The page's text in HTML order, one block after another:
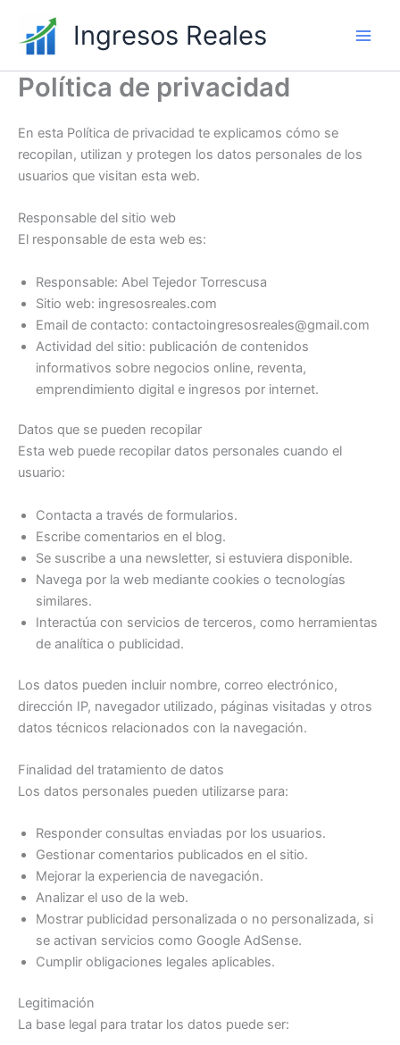
contenido
Ingresos Reales
Política de privacidad
En esta Política de privacidad te explicamos cómo se
recopilan, utilizan y protegen los datos personales de los
usuarios que visitan esta web.
Responsable del sitio web
El responsable de esta web es:
Responsable: Abel Tejedor Torrescusa
Sitio web: ingresosreales.com
Email de contacto: contactoingresosreales@gmail.com
Actividad del sitio: publicación de contenidos
informativos sobre negocios online, reventa,
emprendimiento digital e ingresos por internet.
Datos que se pueden recopilar
Esta web puede recopilar datos personales cuando el
usuario:
Contacta a través de formularios.
Escribe comentarios en el blog.
Se suscribe a una newsletter, si estuviera disponible.
Navega por la web mediante cookies o tecnologías
similares.
Interactúa con servicios de terceros, como herramientas
de analítica o publicidad.
Los datos pueden incluir nombre, correo electrónico,
dirección IP, navegador utilizado, páginas visitadas y otros
datos técnicos relacionados con la navegación.
Finalidad del tratamiento de datos
Los datos personales pueden utilizarse para:
Responder consultas enviadas por los usuarios.
Gestionar comentarios publicados en el sitio.
Mejorar la experiencia de navegación.
Analizar el uso de la web.
Mostrar publicidad personalizada o no personalizada, si
se activan servicios como Google AdSense.
Cumplir obligaciones legales aplicables.
Legitimación
La base legal para tratar los datos puede ser: